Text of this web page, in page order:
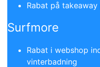
Rabat på
Surfmore
Rabat i webshop
vinterbadning